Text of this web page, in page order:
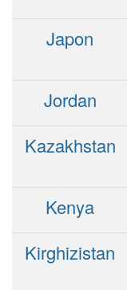
Japon
Jordan
Kazakhstan
Kenya
Kirghizistan